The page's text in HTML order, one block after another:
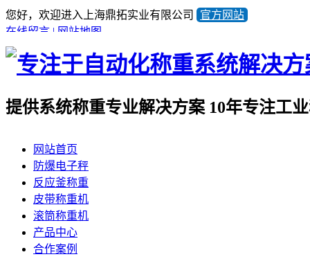
您好，欢迎进入上海鼎拓实业有限公司
官方网站
在线留言 | 网站地图
提供系统称重专业解决方案 10年专注工
全国咨询热线
021-57676453
产品顾问蒋小姐
13641981733
网站首页
防爆电子秤
反应釜称重
皮带称重机
滚筒称重机
产品中心
合作案例